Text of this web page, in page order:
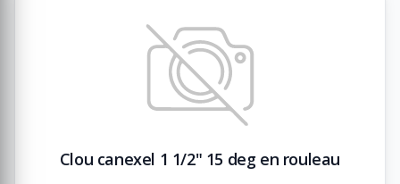
Clou canexel 1 1/2" 15 deg en rouleau